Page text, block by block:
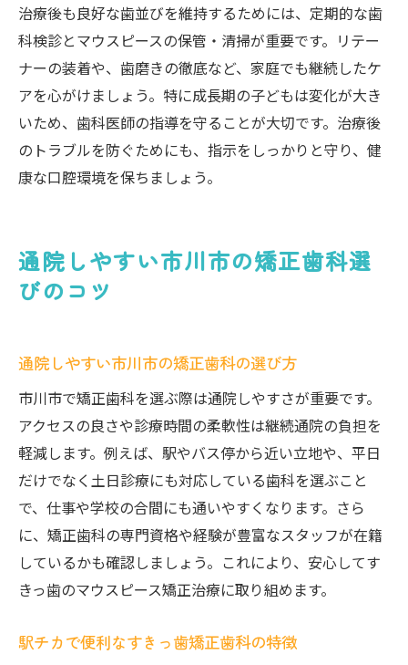
治療後も良好な歯並びを維持するためには、定期的な歯
科検診とマウスピースの保管・清掃が重要です。リテー
ナーの装着や、歯磨きの徹底など、家庭でも継続したケ
アを心がけましょう。特に成長期の子どもは変化が大き
いため、歯科医師の指導を守ることが大切です。治療後
のトラブルを防ぐためにも、指示をしっかりと守り、健
康な口腔環境を保ちましょう。
通院しやすい市川市の矯正歯科選
びのコツ
通院しやすい市川市の矯正歯科の選び方
市川市で矯正歯科を選ぶ際は通院しやすさが重要です。
アクセスの良さや診療時間の柔軟性は継続通院の負担を
軽減します。例えば、駅やバス停から近い立地や、平日
だけでなく土日診療にも対応している歯科を選ぶこと
で、仕事や学校の合間にも通いやすくなります。さら
に、矯正歯科の専門資格や経験が豊富なスタッフが在籍
しているかも確認しましょう。これにより、安心してす
きっ歯のマウスピース矯正治療に取り組めます。
駅チカで便利なすきっ歯矯正歯科の特徴